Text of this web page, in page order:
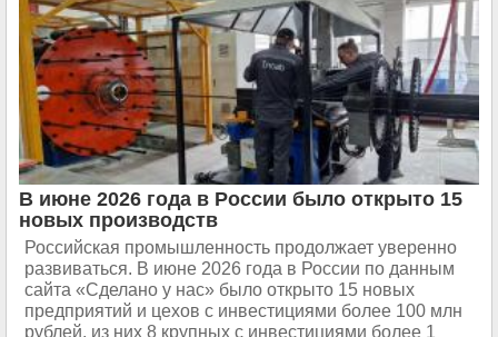
В июне 2026 года в России было открыто 15
новых производств
Российская промышленность продолжает уверенно
развиваться. В июне 2026 года в России по данным
сайта «Сделано у нас» было открыто 15 новых
предприятий и цехов с инвестициями более 100 млн
рублей, из них 8 крупных с инвестициями более 1